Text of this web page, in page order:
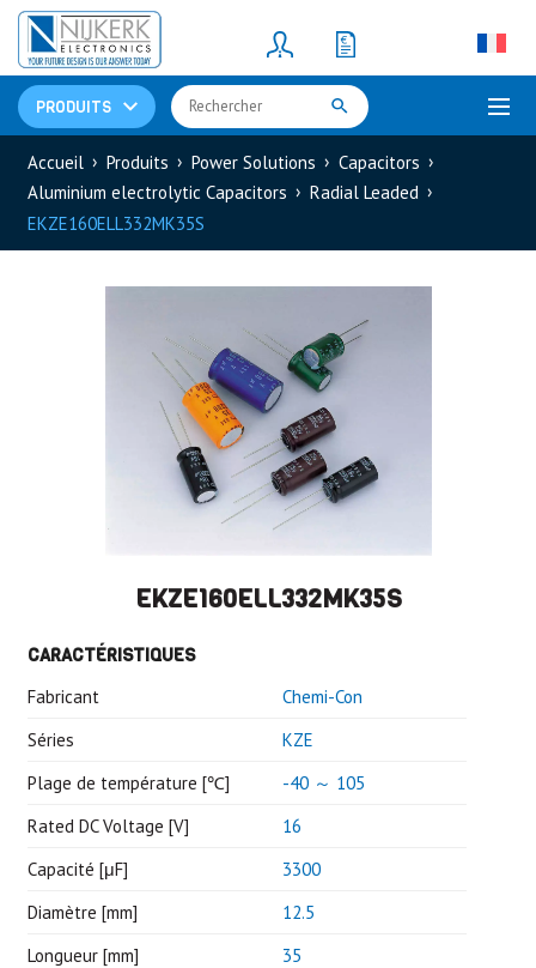
PRODUITS
Resistors(781)
Shunt Resistor
Accueil Produits Power Solutions
Capacitors
Aluminium electrolytic Capacitors
Radial Leaded
EKZE160ELL332MK35S
EKZE160ELL332MK35S
CARACTÉRISTIQUES
Fabricant
Chemi-Con
Séries
KZE
Plage de température [℃]
-40 ～ 105
Rated DC Voltage [V]
16
Capacité [μF]
3300
Diamètre [mm]
12.5
Longueur [mm]
35